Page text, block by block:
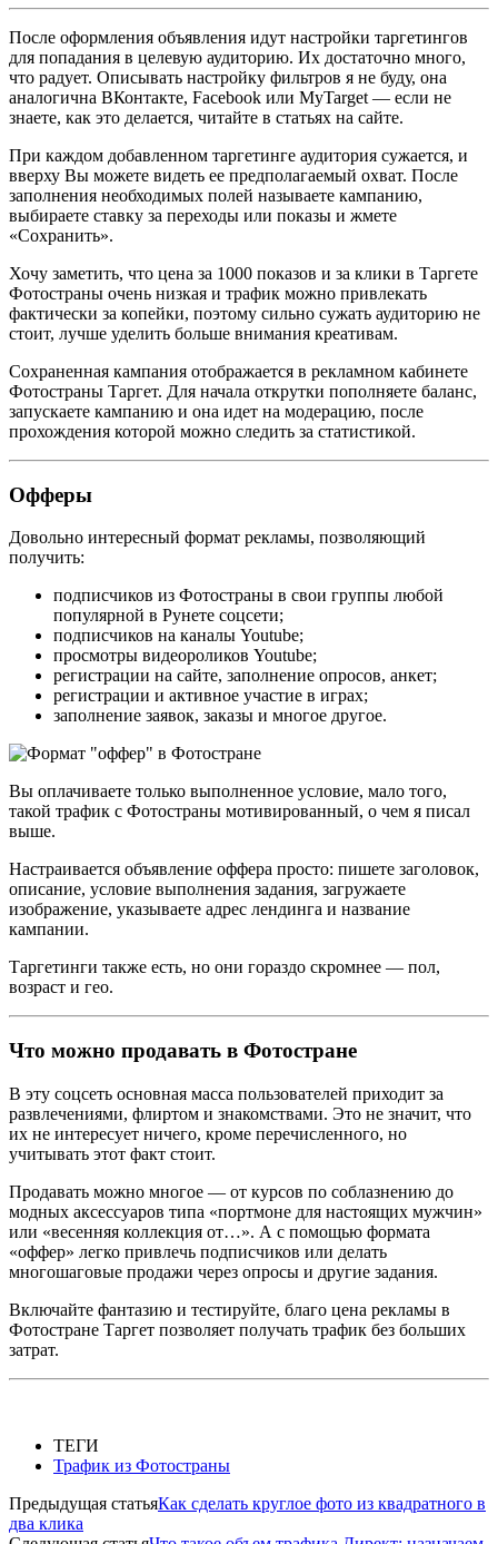
После оформления объявления идут настройки таргетингов
для попадания в целевую аудиторию. Их достаточно много,
что радует. Описывать настройку фильтров я не буду, она
аналогична ВКонтакте, Facebook или MyTarget — если не
знаете, как это делается, читайте в статьях на сайте.
При каждом добавленном таргетинге аудитория сужается, и
вверху Вы можете видеть ее предполагаемый охват. После
заполнения необходимых полей называете кампанию,
выбираете ставку за переходы или показы и жмете
«Сохранить».
Хочу заметить, что цена за 1000 показов и за клики в Таргете
Фотостраны очень низкая и трафик можно привлекать
фактически за копейки, поэтому сильно сужать аудиторию не
стоит, лучше уделить больше внимания креативам.
Сохраненная кампания отображается в рекламном кабинете
Фотостраны Таргет. Для начала открутки пополняете баланс,
запускаете кампанию и она идет на модерацию, после
прохождения которой можно следить за статистикой.
Офферы
Довольно интересный формат рекламы, позволяющий
получить:
подписчиков из Фотостраны в свои группы любой
популярной в Рунете соцсети;
подписчиков на каналы Youtube;
просмотры видеороликов Youtube;
регистрации на сайте, заполнение опросов, анкет;
регистрации и активное участие в играх;
заполнение заявок, заказы и многое другое.
Вы оплачиваете только выполненное условие, мало того,
такой трафик с Фотостраны мотивированный, о чем я писал
выше.
Настраивается объявление оффера просто: пишете заголовок,
описание, условие выполнения задания, загружаете
изображение, указываете адрес лендинга и название
кампании.
Таргетинги также есть, но они гораздо скромнее — пол,
возраст и гео.
Что можно продавать в Фотостране
В эту соцсеть основная масса пользователей приходит за
развлечениями, флиртом и знакомствами. Это не значит, что
их не интересует ничего, кроме перечисленного, но
учитывать этот факт стоит.
Продавать можно многое — от курсов по соблазнению до
модных аксессуаров типа «портмоне для настоящих мужчин»
или «весенняя коллекция от…». А с помощью формата
«оффер» легко привлечь подписчиков или делать
многошаговые продажи через опросы и другие задания.
Включайте фантазию и тестируйте, благо цена рекламы в
Фотостране Таргет позволяет получать трафик без больших
затрат.
ТЕГИ
Трафик из Фотостраны
Предыдущая статьяКак сделать круглое фото из квадратного в
два клика